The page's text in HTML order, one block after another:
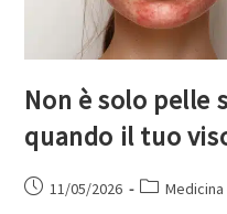
Non è solo pelle
quando il tuo
11/05/2026